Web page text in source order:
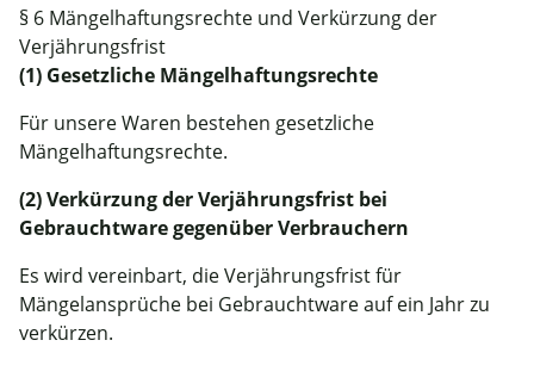
§ 6 Mängelhaftungsrechte und Verkürzung der
Verjährungsfrist
(1) Gesetzliche Mängelhaftungsrechte
Für unsere Waren bestehen gesetzliche
Mängelhaftungsrechte.
(2) Verkürzung der Verjährungsfrist bei
Gebrauchtware gegenüber Verbrauchern
Es wird vereinbart, die Verjährungsfrist für
Mängelansprüche bei Gebrauchtware auf ein Jahr zu
verkürzen.